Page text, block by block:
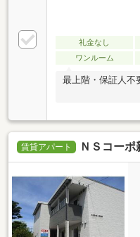
礼金なし
ワンルーム
最上階・保証人不
賃貸アパート ＮＳコーポ